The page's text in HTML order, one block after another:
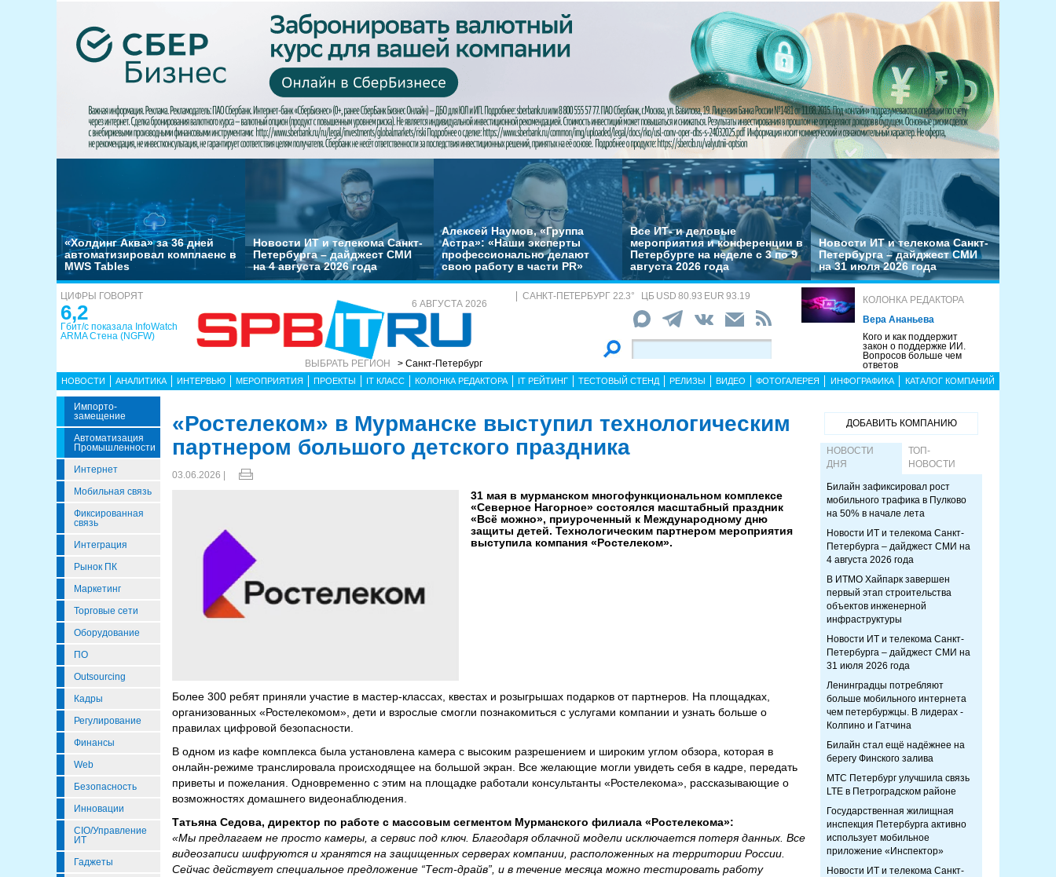
«Холдинг Аква» за 36 дней
автоматизировал комплаенс в
MWS Tables
Новости ИТ и телекома Санкт-
Петербурга – дайджест СМИ
на 4 августа 2026 года
Алексей Наумов, «Группа
Астра»: «Наши эксперты
профессионально делают
свою работу в части PR»
Все ИТ- и деловые
мероприятия и конференции в
Петербурге на неделе с 3 по 9
августа 2026 года
Новости ИТ и телекома Санкт-
Петербурга – дайджест СМИ
на 31 июля 2026 года
ЦИФРЫ ГОВОРЯТ
6,2
Гбит/с показала InfoWatch
ARMA Стена (NGFW)
6 АВГУСТА 2026
ВЫБРАТЬ РЕГИОН > Санкт-Петербург
САНКТ-ПЕТЕРБУРГ 22.3° ЦБ USD 80.93 EUR 93.19
КОЛОНКА РЕДАКТОРА
Вера Ананьева
Кого и как поддержит
закон о поддержке ИИ.
Вопросов больше чем
ответов
НОВОСТИ АНАЛИТИКА ИНТЕРВЬЮ МЕРОПРИЯТИЯ ПРОЕКТЫ IT КЛАСС КОЛОНКА РЕДАКТОРА IT РЕЙТИНГ ТЕСТОВЫЙ СТЕНД РЕЛИЗЫ ВИДЕО ФОТОГАЛЕРЕЯ ИНФОГРАФИКА КАТАЛОГ КОМПАНИЙ
Импорто­
Замещение
Автоматизация
Промышленности
Интернет
Мобильная связь
Фиксированная
связь
Интеграция
Рынок ПК
Маркетинг
Торговые сети
Оборудование
ПО
Outsourcing
Кадры
Регулирование
Финансы
Web
Безопасность
Инновации
CIO/Управление
ИТ
Гаджеты
«Ростелеком» в Мурманске выступил технологическим
партнером большого детского праздника
03.06.2026 |
31 мая в мурманском многофункциональном комплексе
«Северное Нагорное» состоялся масштабный праздник
«Всё можно», приуроченный к Международному дню
защиты детей. Технологическим партнером мероприятия
выступила компания «Ростелеком».
Более 300 ребят приняли участие в мастер-классах, квестах и розыгрышах подарков от партнеров. На площадках,
организованных «Ростелекомом», дети и взрослые смогли познакомиться с услугами компании и узнать больше о
правилах цифровой безопасности.
В одном из кафе комплекса была установлена камера с высоким разрешением и широким углом обзора, которая в
онлайн-режиме транслировала происходящее на большой экран. Все желающие могли увидеть себя в кадре, передать
приветы и пожелания. Одновременно с этим на площадке работали консультанты «Ростелекома», рассказывающие о
возможностях домашнего видеонаблюдения.
Татьяна Седова, директор по работе с массовым сегментом Мурманского филиала «Ростелекома»:
«Мы предлагаем не просто камеры, а сервис под ключ. Благодаря облачной модели исключается потеря данных. Все
видеозаписи шифруются и хранятся на защищенных серверах компании, расположенных на территории России.
Сейчас действует специальное предложение “Тест-драйв”, и в течение месяца можно тестировать работу
ДОБАВИТЬ КОМПАНИЮ
НОВОСТИ
ДНЯ
ТОП-
НОВОСТИ
Билайн зафиксировал рост
мобильного трафика в Пулково
на 50% в начале лета
Новости ИТ и телекома Санкт-
Петербурга – дайджест СМИ на
4 августа 2026 года
В ИТМО Хайпарк завершен
первый этап строительства
объектов инженерной
инфраструктуры
Новости ИТ и телекома Санкт-
Петербурга – дайджест СМИ на
31 июля 2026 года
Ленинградцы потребляют
больше мобильного интернета
чем петербуржцы. В лидерах -
Колпино и Гатчина
Билайн стал ещё надёжнее на
берегу Финского залива
МТС Петербург улучшила связь
LTE в Петроградском районе
Государственная жилищная
инспекция Петербурга активно
использует мобильное
приложение «Инспектор»
Новости ИТ и телекома Санкт-